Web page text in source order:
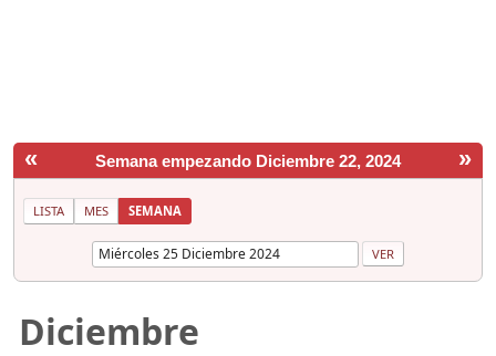
« »
Semana empezando Diciembre 22, 2024
LISTA MES SEMANA
Diciembre